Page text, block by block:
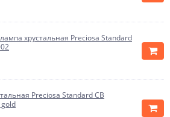
хрустальная Preciosa Standard
Preciosa Standard CB